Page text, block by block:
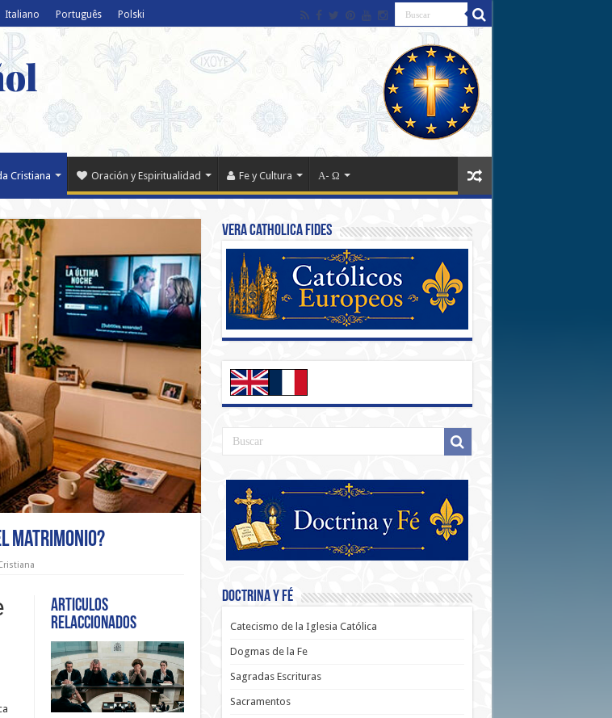
Italiano Português Polski
Cristiana Oración y Espiritualidad Fe y Cultura Α- Ω
matrimonio?
Articulos
relaccionados
Vera Catholica Fides
Doctrina y Fé
Catecismo de la Iglesia Católica
Dogmas de la Fe
Sagradas Escrituras
Sacramentos